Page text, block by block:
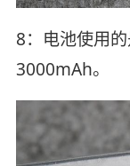
8：电池使用
3000mAh。